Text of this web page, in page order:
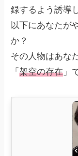
録するよう誘導
以下にあなたが
か？
その人物はあな
「架空の存在 」